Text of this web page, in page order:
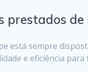
prestados
está sempre
e eficiência